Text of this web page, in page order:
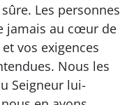
Les personnes
jamais au cœur de
vos exigences
Nous les
Seigneur lui-